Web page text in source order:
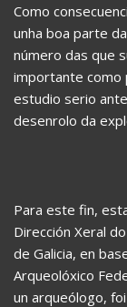
Como
unha boa parte
número das que
importante como
estudio serio
desenrolo da
Para este fin,
Dirección Xeral
de Galicia, en
Arqueolóxico
un arqueólogo,